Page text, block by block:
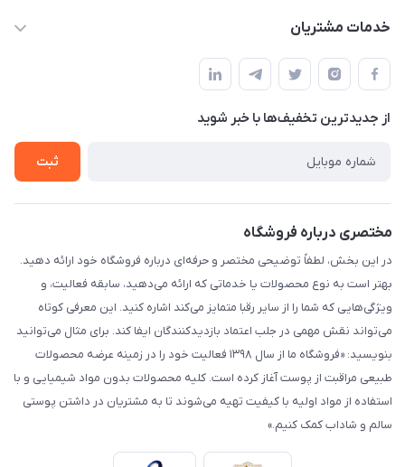
حساب کاربری
لیست محصولات
درباره ما
خدمات مشتریان
قوانین و مقررات
حریم خصوصی
راهنما
از جدید‌ترین تخفیف‌ها با‌ خبر شوید
ثبت
مختصری درباره فروشگاه
در این بخش، لطفاً توضیحی مختصر و حرفه‌ای درباره فروشگاه خود ارائه دهید.
بهتر است به نوع محصولات یا خدماتی که ارائه می‌دهید، سابقه فعالیت، و
ویژگی‌هایی که شما را از سایر رقبا متمایز می‌کند اشاره کنید. این معرفی کوتاه
می‌تواند نقش مهمی در جلب اعتماد بازدیدکنندگان ایفا کند. برای مثال می‌توانید
بنویسید: «فروشگاه ما از سال ۱۳۹۸ فعالیت خود را در زمینه عرضه محصولات
طبیعی مراقبت از پوست آغاز کرده است. کلیه محصولات بدون مواد شیمیایی و با
استفاده از مواد اولیه با کیفیت تهیه می‌شوند تا به مشتریان در داشتن پوستی
سالم و شاداب کمک کنیم.»